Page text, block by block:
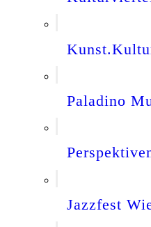
Paladino
Jazzfest